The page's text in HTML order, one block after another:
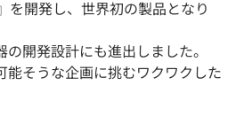
を開発し、世界初の製品となり
開発設計にも進出しました。
能そうな企画に挑むワクワクした